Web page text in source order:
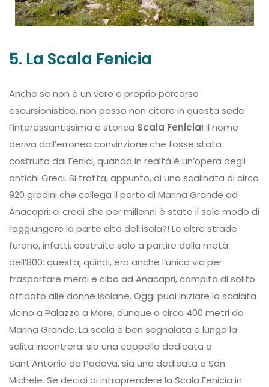
5. La Scala Fenicia
Anche se non è un vero e proprio percorso
escursionistico, non posso non citare in questa sede
l’interessantissima e storica Scala Fenicia! Il nome
deriva dall’erronea convinzione che fosse stata
costruita dai Fenici, quando in realtà è un’opera degli
antichi Greci. Si tratta, appunto, di una scalinata di circa
920 gradini che collega il porto di Marina Grande ad
Anacapri: ci credi che per millenni è stato il solo modo di
raggiungere la parte alta dell’isola?! Le altre strade
furono, infatti, costruite solo a partire dalla metà
dell’800: questa, quindi, era anche l’unica via per
trasportare merci e cibo ad Anacapri, compito di solito
affidato alle donne isolane. Oggi puoi iniziare la scalata
vicino a Palazzo a Mare, dunque a circa 400 metri da
Marina Grande. La scala è ben segnalata e lungo la
salita incontrerai sia una cappella dedicata a
Sant’Antonio da Padova, sia una dedicata a San
Michele. Se decidi di intraprendere la Scala Fenicia in